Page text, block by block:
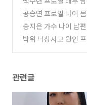
공승연 프로필 나이
송지은 가수 나이 남
박위 낙상사고 원인
관련글